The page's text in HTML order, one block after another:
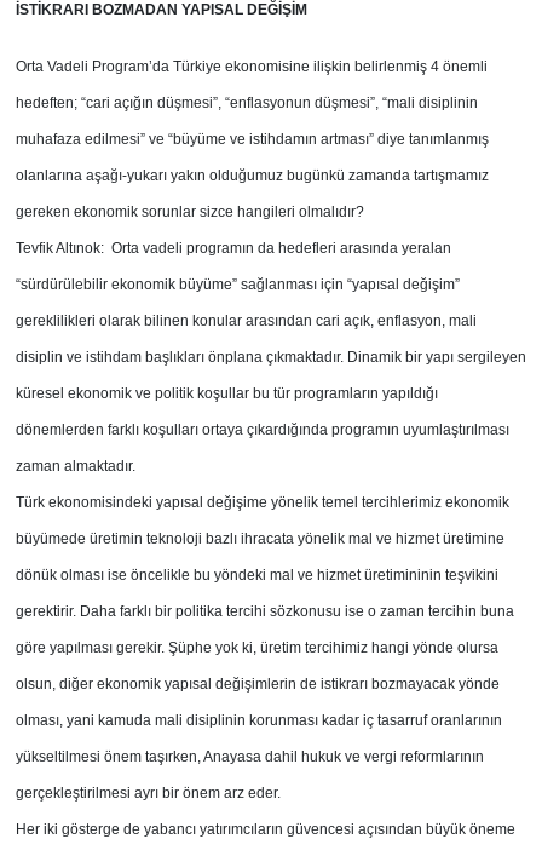
İSTİKRARI BOZMADAN YAPISAL DEĞİŞİM
Orta Vadeli Program’da Türkiye ekonomisine ilişkin belirlenmiş 4 önemli
hedeften; “cari açığın düşmesi”, “enflasyonun düşmesi”, “mali disiplinin
muhafaza edilmesi” ve “büyüme ve istihdamın artması” diye tanımlanmış
olanlarına aşağı-yukarı yakın olduğumuz bugünkü zamanda tartışmamız
gereken ekonomik sorunlar sizce hangileri olmalıdır?
Tevfik Altınok: Orta vadeli programın da hedefleri arasında yeralan
“sürdürülebilir ekonomik büyüme” sağlanması için “yapısal değişim”
gereklilikleri olarak bilinen konular arasından cari açık, enflasyon, mali
disiplin ve istihdam başlıkları önplana çıkmaktadır. Dinamik bir yapı sergileyen
küresel ekonomik ve politik koşullar bu tür programların yapıldığı
dönemlerden farklı koşulları ortaya çıkardığında programın uyumlaştırılması
zaman almaktadır.
Türk ekonomisindeki yapısal değişime yönelik temel tercihlerimiz ekonomik
büyümede üretimin teknoloji bazlı ihracata yönelik mal ve hizmet üretimine
dönük olması ise öncelikle bu yöndeki mal ve hizmet üretimininin teşvikini
gerektirir. Daha farklı bir politika tercihi sözkonusu ise o zaman tercihin buna
göre yapılması gerekir. Şüphe yok ki, üretim tercihimiz hangi yönde olursa
olsun, diğer ekonomik yapısal değişimlerin de istikrarı bozmayacak yönde
olması, yani kamuda mali disiplinin korunması kadar iç tasarruf oranlarının
yükseltilmesi önem taşırken, Anayasa dahil hukuk ve vergi reformlarının
gerçekleştirilmesi ayrı bir önem arz eder.
Her iki gösterge de yabancı yatırımcıların güvencesi açısından büyük öneme